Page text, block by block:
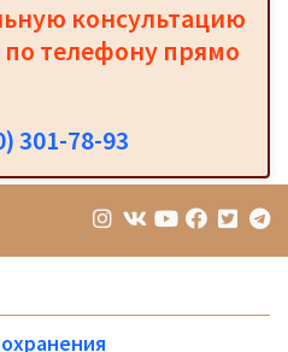
консультацию
телефону прямо
301-78-93